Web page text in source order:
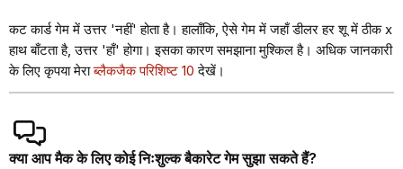
कट कार्ड गेम में उत्तर 'नहीं' होता है। हालाँकि, ऐसे गेम में जहाँ डीलर हर शू में ठीक x
हाथ बाँटता है, उत्तर 'हाँ' होगा। इसका कारण समझाना मुश्किल है। अधिक जानकारी
के लिए कृपया मेराब्लैकजैक परिशिष्ट 10 देखें।
क्या आप मैक के लिए कोई निःशुल्क बैकारेट गेम सुझा सकते हैं?